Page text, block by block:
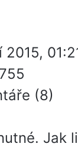
(8)
Jak